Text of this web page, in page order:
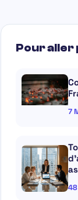
Pour aller
7
48